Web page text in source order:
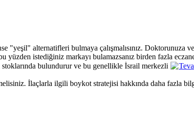
"yeşil" alternatifleri bulmaya çalışmalısınız. Doktorunuza
yüzden istediğiniz markayı bulamazsanız birden fazla
bulundurur ve bu genellikle İsrail merkezli
Teva
İlaçlarla ilgili boykot stratejisi hakkında daha fazla